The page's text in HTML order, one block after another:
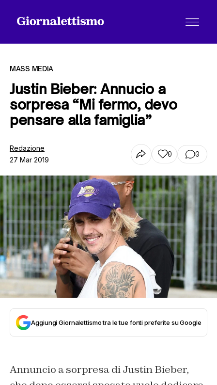
Tutti gli articoli
Chi siamo
Contatti
MASS MEDIA
Justin Bieber: Annucio a
sorpresa “Mi fermo, devo
pensare alla famiglia”
Redazione
27 Mar 2019
0 0
Aggiungi Giornalettismo tra le tue fonti preferite su Google
Annuncio a sorpresa di Justin Bieber,